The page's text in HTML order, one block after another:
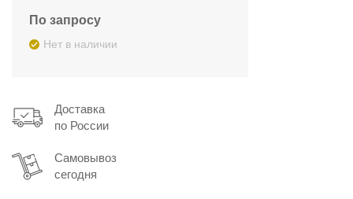
По запросу
Нет в наличии
Доставка
по России
Самовывоз
сегодня